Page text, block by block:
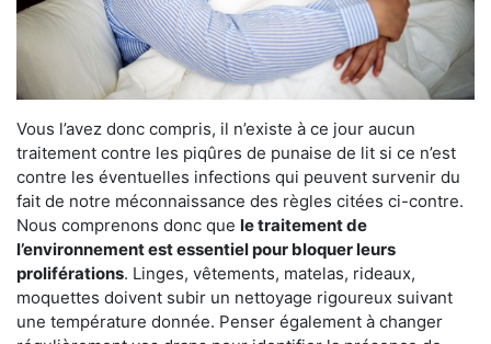
Vous l’avez donc compris, il n’existe à ce jour aucun
traitement contre les piqûres de punaise de lit si ce n’est
contre les éventuelles infections qui peuvent survenir du
fait de notre méconnaissance des règles citées ci-contre.
Nous comprenons donc que le traitement de
l’environnement est essentiel pour bloquer leurs
proliférations. Linges, vêtements, matelas, rideaux,
moquettes doivent subir un nettoyage rigoureux suivant
une température donnée. Penser également à changer